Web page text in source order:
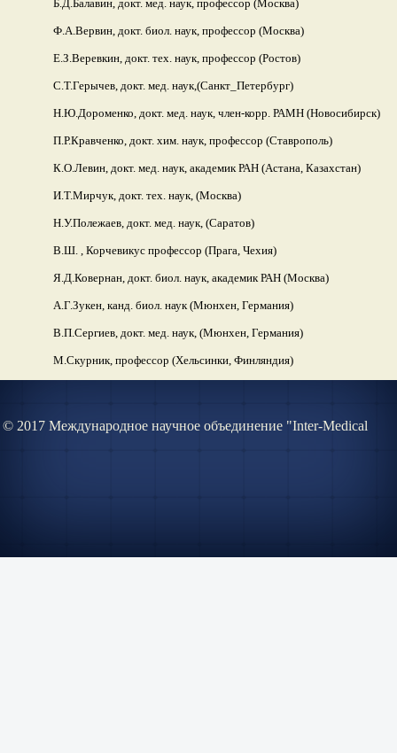
Б.Д.Балавин, докт. мед. наук, профессор (Москва)
Ф.А.Вервин, докт. биол. наук, профессор (Москва)
Е.З.Веревкин, докт. тех. наук, профессор (Ростов)
С.Т.Герычев, докт. мед. наук,(Санкт_Петербург)
Н.Ю.Дороменко, докт. мед. наук, член-корр. РАМН (Новосибирск)
П.Р.Кравченко, докт. хим. наук, профессор (Ставрополь)
К.О.Левин, докт. мед. наук, академик РАН (Астана, Казахстан)
И.Т.Мирчук, докт. тех. наук, (Москва)
Н.У.Полежаев, докт. мед. наук, (Саратов)
В.Ш. , Корчевикус профессор (Прага, Чехия)
Я.Д.Ковернан, докт. биол. наук, академик РАН (Москва)
А.Г.Зукен, канд. биол. наук (Мюнхен, Германия)
В.П.Сергиев, докт. мед. наук, (Мюнхен, Германия)
М.Cкурник, профессор (Хельсинки, Финляндия)
© 2017 Международное научное объединение "Inter-Medical